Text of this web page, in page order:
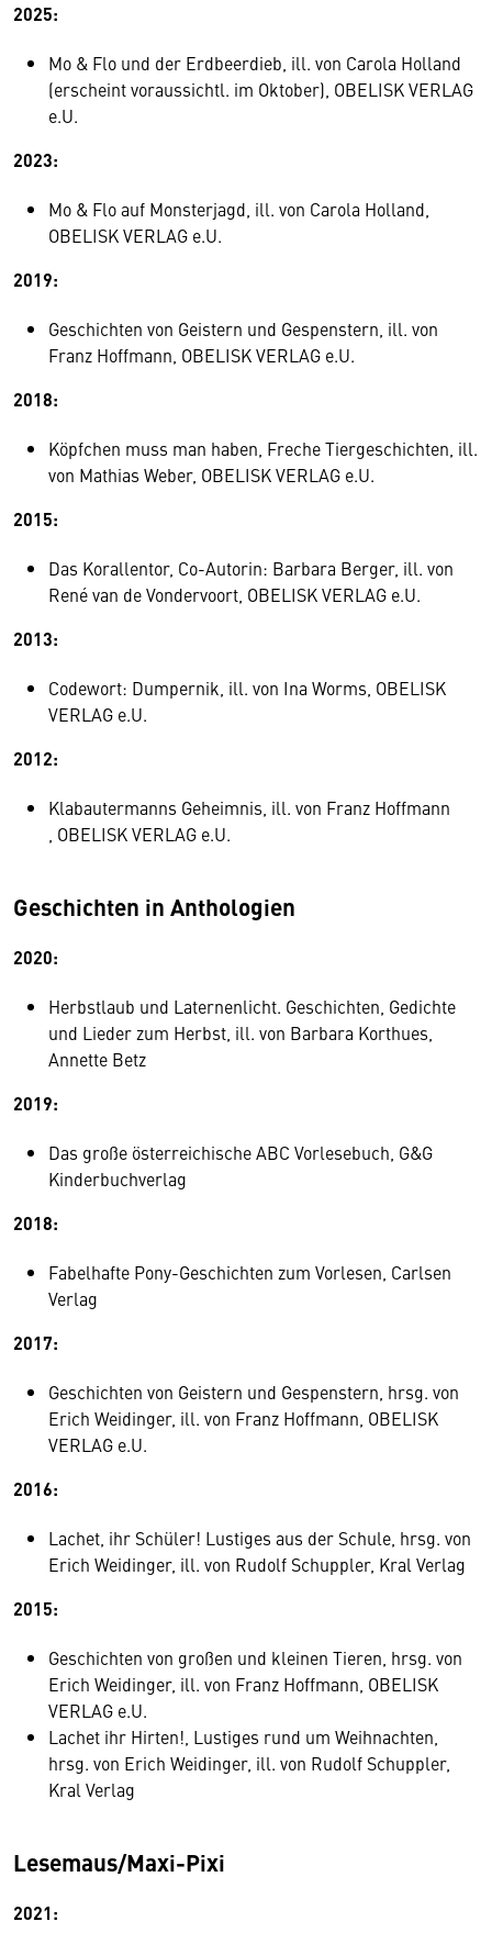
2025:
Mo & Flo und der Erdbeerdieb, ill. von Carola Holland
(erscheint voraussichtl. im Oktober), OBELISK VERLAG
e.U.
2023:
Mo & Flo auf Monsterjagd, ill. von Carola Holland,
OBELISK VERLAG e.U.
2019:
Geschichten von Geistern und Gespenstern, ill. von
Franz Hoffmann, OBELISK VERLAG e.U.
2018:
Köpfchen muss man haben, Freche Tiergeschichten, ill.
von Mathias Weber, OBELISK VERLAG e.U.
2015:
Das Korallentor, Co-Autorin: Barbara Berger, ill. von
René van de Vondervoort, OBELISK VERLAG e.U.
2013:
Codewort: Dumpernik, ill. von Ina Worms, OBELISK
VERLAG e.U.
2012:
Klabautermanns Geheimnis, ill. von Franz Hoffmann
, OBELISK VERLAG e.U.
Geschichten in Anthologien
2020:
Herbstlaub und Laternenlicht. Geschichten, Gedichte
und Lieder zum Herbst, ill. von Barbara Korthues,
Annette Betz
2019:
Das große österreichische ABC Vorlesebuch, G&G
Kinderbuchverlag
2018:
Fabelhafte Pony-Geschichten zum Vorlesen, Carlsen
Verlag
2017:
Geschichten von Geistern und Gespenstern, hrsg. von
Erich Weidinger, ill. von Franz Hoffmann, OBELISK
VERLAG e.U.
2016:
Lachet, ihr Schüler! Lustiges aus der Schule, hrsg. von
Erich Weidinger, ill. von Rudolf Schuppler, Kral Verlag
2015:
Geschichten von großen und kleinen Tieren, hrsg. von
Erich Weidinger, ill. von Franz Hoffmann, OBELISK
VERLAG e.U.
Lachet ihr Hirten!, Lustiges rund um Weihnachten,
hrsg. von Erich Weidinger, ill. von Rudolf Schuppler,
Kral Verlag
Lesemaus/Maxi-Pixi
2021: